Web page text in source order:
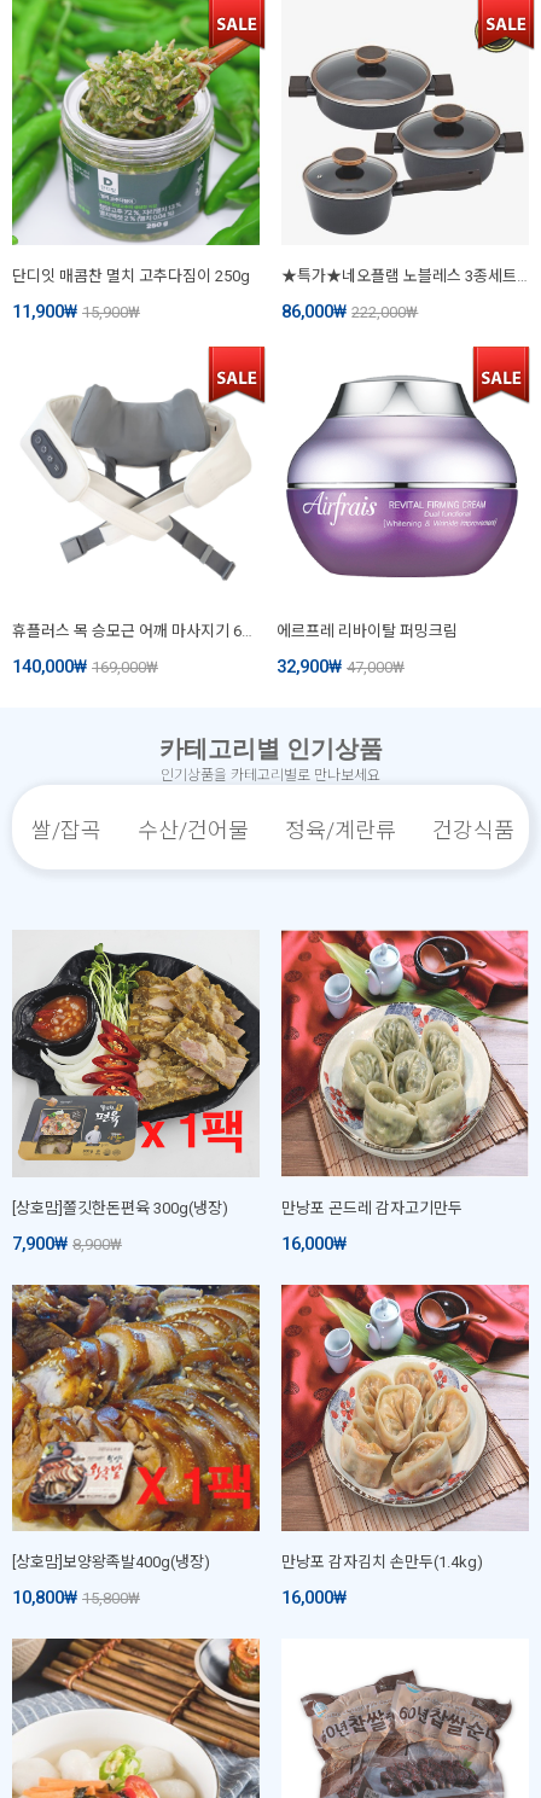
단디잇 매콤찬 멸치 고추다짐이 250g
11,900₩ 15,900₩
★특가★네오플램 노블레스 3종세트 18편수+20양수+24전골
86,000₩ 222,000₩
140,000₩ 169,000₩
에르프레 리바이탈 퍼밍크림
32,900₩ 47,000₩
카테고리별 인기상품
인기상품을 카테고리별로 만나보세요
쌀/잡곡 수산/건어물 정육/계란류 건강식품
[상호맘]쫄깃한돈편육 300g(냉장)
7,900₩ 8,900₩
만낭포 곤드레 감자고기만두
16,000₩
[상호맘]보양왕족발400g(냉장)
10,800₩ 15,800₩
만낭포 감자김치 손만두(1.4kg)
16,000₩